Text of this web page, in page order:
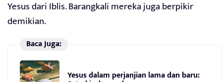
Yesus dari Iblis. Barangkali mereka juga berpikir
demikian.
Baca Juga:
Yesus dalam perjanjian lama dan baru: